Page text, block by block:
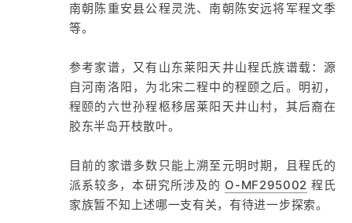
南朝陈重安县公程灵洗、南朝陈安远将军程文季
等。
参考家谱，又有山东莱阳天井山程氏族谱载：源
自河南洛阳，为北宋二程中的程颐之后。明初，
程颐的六世孙程柩移居莱阳天井山村，其后裔在
胶东半岛开枝散叶。
目前的家谱多数只能上溯至元明时期，且程氏的
派系较多，本研究所涉及的 O-MF295002 程氏
家族暂不知上述哪一支有关，有待进一步探索。